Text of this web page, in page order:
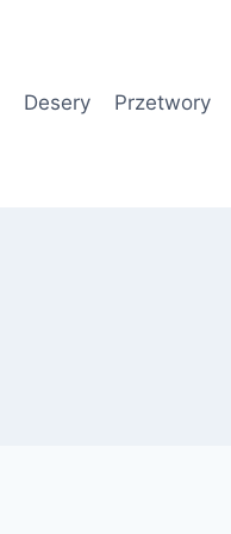
Desery Przetwory